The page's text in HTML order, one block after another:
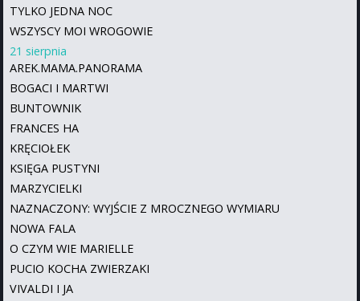
TYLKO JEDNA NOC
WSZYSCY MOI WROGOWIE
21 sierpnia
AREK.MAMA.PANORAMA
BOGACI I MARTWI
BUNTOWNIK
FRANCES HA
KRĘCIOŁEK
KSIĘGA PUSTYNI
MARZYCIELKI
NAZNACZONY: WYJŚCIE Z MROCZNEGO WYMIARU
NOWA FALA
O CZYM WIE MARIELLE
PUCIO KOCHA ZWIERZAKI
VIVALDI I JA